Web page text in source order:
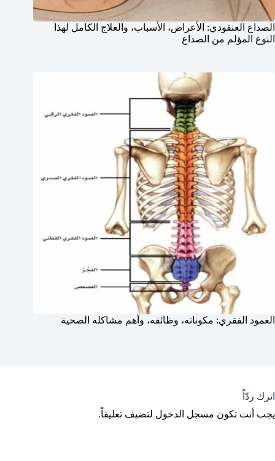
الصداع العنقودي: الأعراض، الأسباب، والعلاج الكامل لهذا
النوع المؤلم من الصداع
العمود الفقري: مكوناته، وظائفه، وأهم مشاكله الصحية
اترك ردّاً
يجب أنت تكون مسجل الدخول لتضيف تعليقاً.